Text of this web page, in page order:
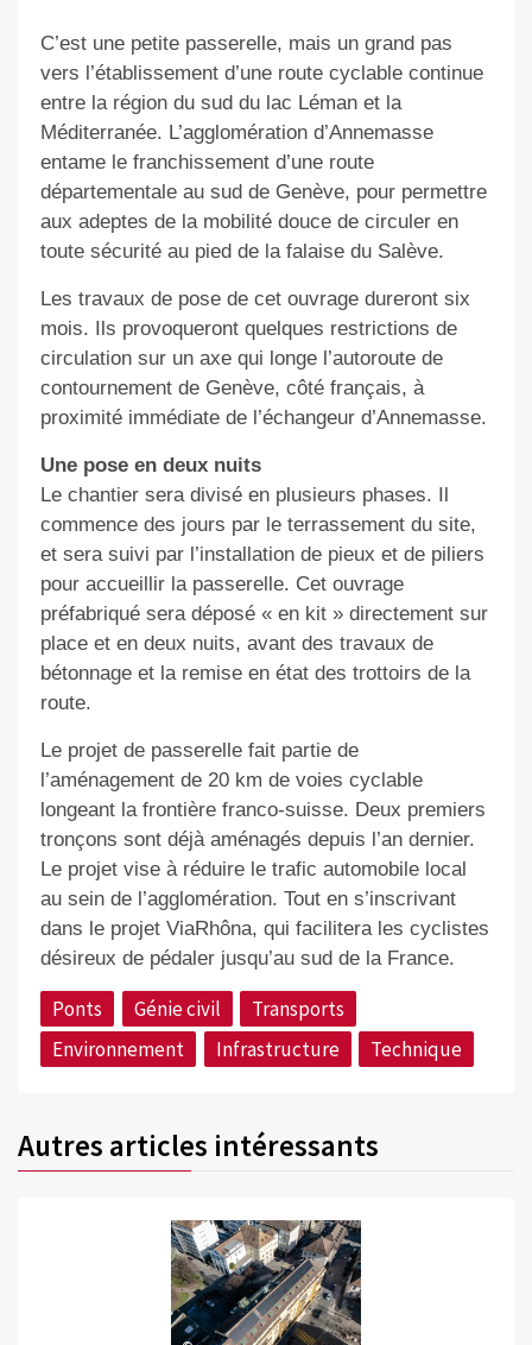
C’est une petite passerelle, mais un grand pas
vers l’établissement d’une route cyclable continue
entre la région du sud du lac Léman et la
Méditerranée. L’agglomération d’Annemasse
entame le franchissement d’une route
départementale au sud de Genève, pour permettre
aux adeptes de la mobilité douce de circuler en
toute sécurité au pied de la falaise du Salève.
Les travaux de pose de cet ouvrage dureront six
mois. Ils provoqueront quelques restrictions de
circulation sur un axe qui longe l’autoroute de
contournement de Genève, côté français, à
proximité immédiate de l’échangeur d’Annemasse.
Une pose en deux nuits
Le chantier sera divisé en plusieurs phases. Il
commence des jours par le terrassement du site,
et sera suivi par l’installation de pieux et de piliers
pour accueillir la passerelle. Cet ouvrage
préfabriqué sera déposé « en kit » directement sur
place et en deux nuits, avant des travaux de
bétonnage et la remise en état des trottoirs de la
route.
Le projet de passerelle fait partie de
l’aménagement de 20 km de voies cyclable
longeant la frontière franco-suisse. Deux premiers
tronçons sont déjà aménagés depuis l’an dernier.
Le projet vise à réduire le trafic automobile local
au sein de l’agglomération. Tout en s’inscrivant
dans le projet ViaRhôna, qui facilitera les cyclistes
désireux de pédaler jusqu’au sud de la France.
Ponts Génie civil
Transports
Environnement
Infrastructure Technique
Autres articles intéressants